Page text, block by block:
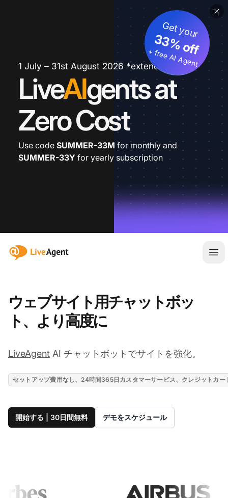
1 July – 31st August 2026 *extended
LiveAIgents at
Zero Cost
Get your
33% off
+ free AI Agent
Use code SUMMER-33M for monthly and
SUMMER-33Y for yearly subscription
:site.title
メ
ウェブサイト用チャットボッ
ト、より高度に
LiveAgent AI チャットボットでサイトを強化。
セットアップ費用なし、24時間365日カスタマーサービス、クレジットカー
開始する | 30日間無料 デモをスケジュール